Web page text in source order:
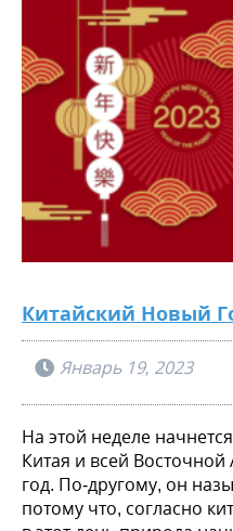
Китайский Новый
Январь 19, 2023
На этой неделе
Китая и всей Восточной
год. По-другому, он
потому что, согласно